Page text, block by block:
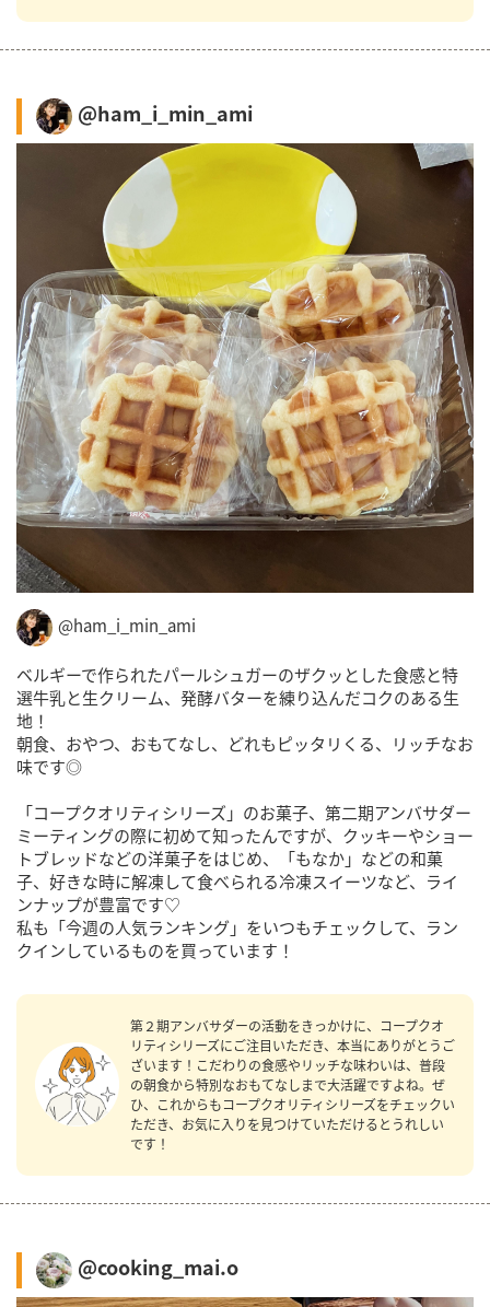
@ham_i_min_ami
@ham_i_min_ami
ベルギーで作られたパールシュガーのザクッとした食感と特
選牛乳と生クリーム、発酵バターを練り込んだコクのある生
地！
朝食、おやつ、おもてなし、どれもピッタリくる、リッチなお
味です◎
「コープクオリティシリーズ」のお菓子、第二期アンバサダー
ミーティングの際に初めて知ったんですが、クッキーやショー
トブレッドなどの洋菓子をはじめ、「もなか」などの和菓
子、好きな時に解凍して食べられる冷凍スイーツなど、ライ
ンナップが豊富です♡
私も「今週の人気ランキング」をいつもチェックして、ラン
クインしているものを買っています！
第２期アンバサダーの活動をきっかけに、コープクオ
リティシリーズにご注目いただき、本当にありがとうご
ざいます！こだわりの食感やリッチな味わいは、普段
の朝食から特別なおもてなしまで大活躍ですよね。ぜ
ひ、これからもコープクオリティシリーズをチェックい
ただき、お気に入りを見つけていただけるとうれしい
です！
@cooking_mai.o